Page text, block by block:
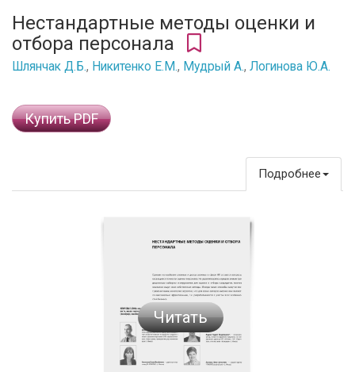
Нестандартные методы оценки и
отбора персонала
Шлянчак Д.Б., Никитенко Е.М., Мудрый А., Логинова Ю.А.
Купить PDF
Подробнее
Читать